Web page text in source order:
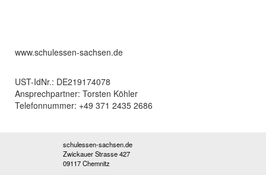
www.schulessen-sachsen.de
UST-IdNr.: DE219174078
Ansprechpartner: Torsten Köhler
Telefonnummer: +49 371 2435 2686
schulessen-sachsen.de
Zwickauer Strasse 427
09117 Chemnitz